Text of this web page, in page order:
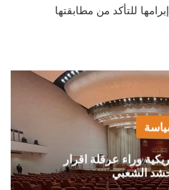
للتأكد من مطابقتها
وراء عرقلة اقرار
الشعبي